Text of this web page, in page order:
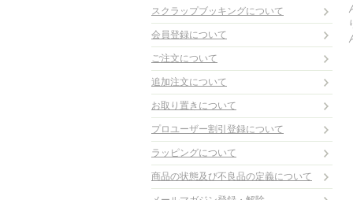
スクラップブッキングについて
会員登録について
ご注文について
追加注文について
お取り置きについて
プロユーザー割引登録について
ラッピングについて
商品の状態及び不良品の定義について